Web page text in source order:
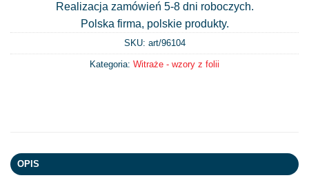
Realizacja zamówień 5-8 dni roboczych.
Polska firma, polskie produkty.
SKU: art/96104
Kategoria: Witraże - wzory z folii
OPIS